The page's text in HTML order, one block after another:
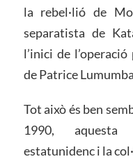
la rebel·lió de
separatista de
l’inici de
de Patrice
Tot això és ben
1990, aquesta
estatunidenc i la